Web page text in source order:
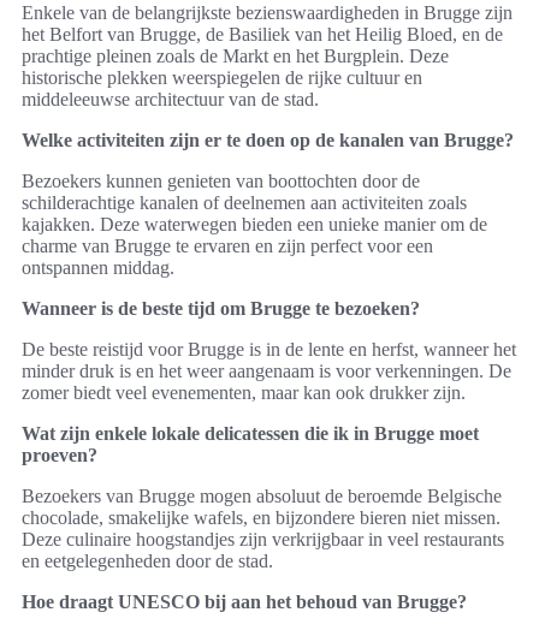
Enkele van de belangrijkste bezienswaardigheden in Brugge zijn
het Belfort van Brugge, de Basiliek van het Heilig Bloed, en de
prachtige pleinen zoals de Markt en het Burgplein. Deze
historische plekken weerspiegelen de rijke cultuur en
middeleeuwse architectuur van de stad.
Welke activiteiten zijn er te doen op de kanalen van Brugge?
Bezoekers kunnen genieten van boottochten door de
schilderachtige kanalen of deelnemen aan activiteiten zoals
kajakken. Deze waterwegen bieden een unieke manier om de
charme van Brugge te ervaren en zijn perfect voor een
ontspannen middag.
Wanneer is de beste tijd om Brugge te bezoeken?
De beste reistijd voor Brugge is in de lente en herfst, wanneer het
minder druk is en het weer aangenaam is voor verkenningen. De
zomer biedt veel evenementen, maar kan ook drukker zijn.
Wat zijn enkele lokale delicatessen die ik in Brugge moet
proeven?
Bezoekers van Brugge mogen absoluut de beroemde Belgische
chocolade, smakelijke wafels, en bijzondere bieren niet missen.
Deze culinaire hoogstandjes zijn verkrijgbaar in veel restaurants
en eetgelegenheden door de stad.
Hoe draagt UNESCO bij aan het behoud van Brugge?